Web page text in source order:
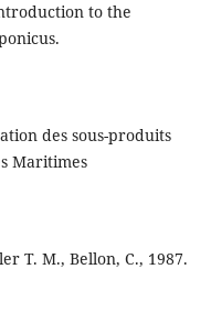
to the
des sous-produits
Maritimes
T. M., Bellon, C., 1987.